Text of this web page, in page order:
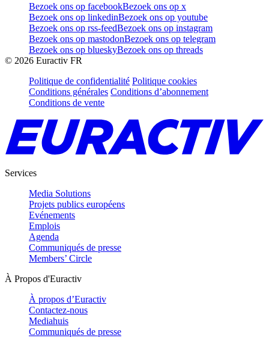
Bezoek ons op facebookBezoek ons op x
Bezoek ons op linkedinBezoek ons op youtube
Bezoek ons op rss-feedBezoek ons op instagram
Bezoek ons op mastodonBezoek ons op telegram
Bezoek ons op blueskyBezoek ons op threads
© 2026 Euractiv FR
Politique de confidentialité Politique cookies
Conditions générales Conditions d’abonnement
Conditions de vente
Services
Media Solutions
Projets publics européens
Evénements
Emplois
Agenda
Communiqués de presse
Members’ Circle
À Propos d'Euractiv
À propos d’Euractiv
Contactez-nous
Mediahuis
Communiqués de presse